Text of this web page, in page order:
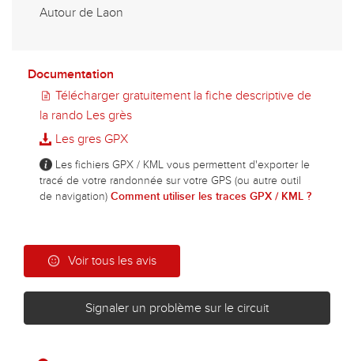
Autour de Laon
Documentation
Télécharger gratuitement la fiche descriptive de
la rando Les grès
Les gres GPX
Les fichiers GPX / KML vous permettent d'exporter le
tracé de votre randonnée sur votre GPS (ou autre outil
de navigation) Comment utiliser les traces GPX / KML ?
Voir tous les avis
Signaler un problème sur le circuit